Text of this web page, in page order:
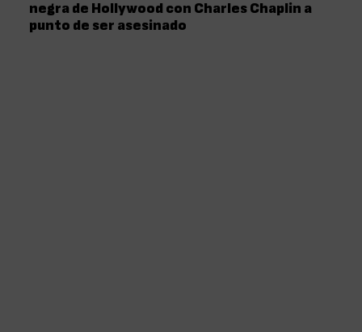
negra de Hollywood con Charles Chaplin a
punto de ser asesinado